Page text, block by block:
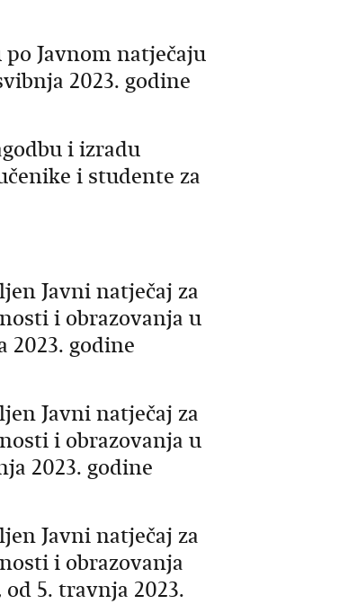
Javnom natječaju
2023. godine
i izradu
i studente za
Javni natječaj za
i obrazovanja u
2023. godine
Javni natječaj za
i obrazovanja u
2023. godine
Javni natječaj za
i obrazovanja
5. travnja 2023.